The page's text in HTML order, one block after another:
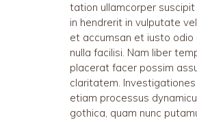
tation ullamcorper
in hendrerit in vulputate
et accumsan et iusto
nulla facilisi. Nam liber
placerat facer possim
claritatem.
etiam processus
gothica, quam nunc